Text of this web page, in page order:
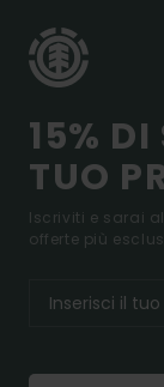
15% DI
TUO
Iscriviti e sarai
offerte più